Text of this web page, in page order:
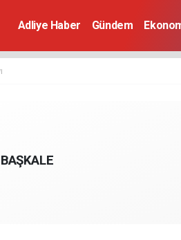
Adliye Haber Gündem